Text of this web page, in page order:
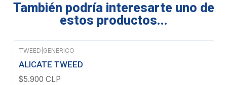
También podría interesarte uno de
estos productos...
Agotado
TWEED GENERICO
ALICATE TWEED
$5.900 CLP